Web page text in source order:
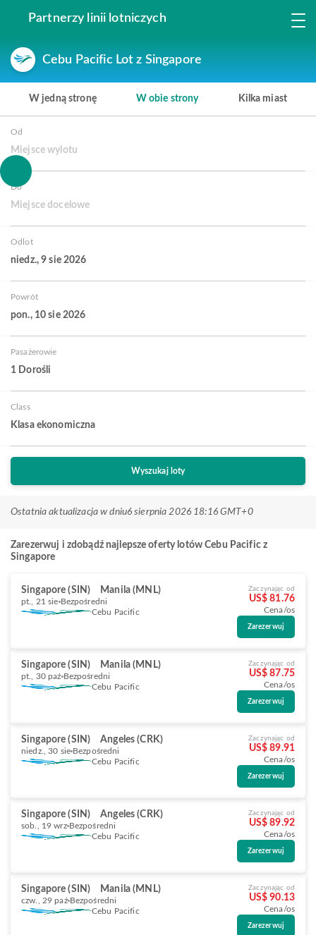
Partnerzy linii lotniczych
Cebu Pacific Lot z Singapore
W jedną stronę W obie strony Kilka miast
Od
Miejsce wylotu
Do
Miejsce docelowe
Odlot
niedz., 9 sie 2026
Powrót
pon., 10 sie 2026
Pasażerowie
1 Dorośli
Class
Klasa ekonomiczna
Wyszukaj loty
Ostatnia aktualizacja w dniu6 sierpnia 2026 18:16 GMT+0
Zarezerwuj i zdobądź najlepsze oferty lotów Cebu Pacific z
Singapore
Singapore (SIN) Manila (MNL)
pt., 21 sie Bezpośredni
Cebu Pacific
Zaczynając od
US$ 81.76
Cena/os
Zarezerwuj
Singapore (SIN) Manila (MNL)
pt., 30 paź Bezpośredni
Cebu Pacific
Zaczynając od
US$ 87.75
Cena/os
Zarezerwuj
Singapore (SIN) Angeles (CRK)
niedz., 30 sie Bezpośredni
Cebu Pacific
Zaczynając od
US$ 89.91
Cena/os
Zarezerwuj
Singapore (SIN) Angeles (CRK)
sob., 19 wrz Bezpośredni
Cebu Pacific
Zaczynając od
US$ 89.92
Cena/os
Zarezerwuj
Singapore (SIN) Manila (MNL)
czw., 29 paź Bezpośredni
Cebu Pacific
Zaczynając od
US$ 90.13
Cena/os
Zarezerwuj